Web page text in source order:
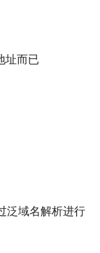
址而已
泛域名解析进行